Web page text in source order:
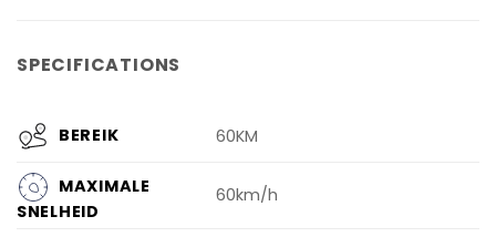
SPECIFICATIONS
BEREIK 60KM
MAXIMALE
SNELHEID
60km/h